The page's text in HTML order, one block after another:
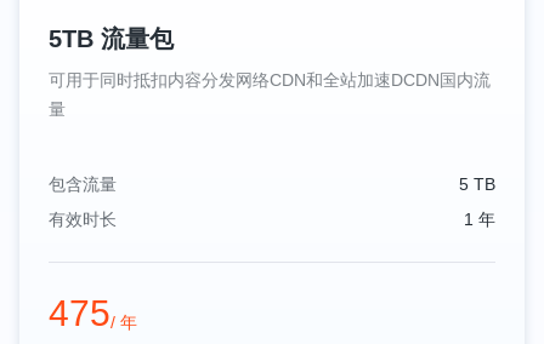
5TB 流量包
可用于同时抵扣内容分发网络CDN和全站加速DCDN国内流
量
包含流量
5 TB
有效时长
1 年
475/ 年